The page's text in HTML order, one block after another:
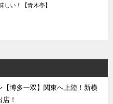
しい！【青木亭】
博多一双】関東へ上陸！新横
！